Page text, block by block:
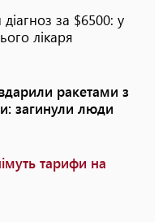
за $6500: у
лікаря
ракетами з
загинули люди
тарифи на